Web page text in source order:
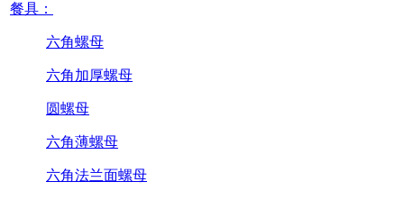
餐具：
六角螺母
六角加厚螺母
圆螺母
六角薄螺母
六角法兰面螺母